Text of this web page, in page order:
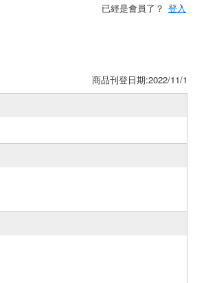
已經是會員了？ 登入
商品刊登日期:2022/11/1